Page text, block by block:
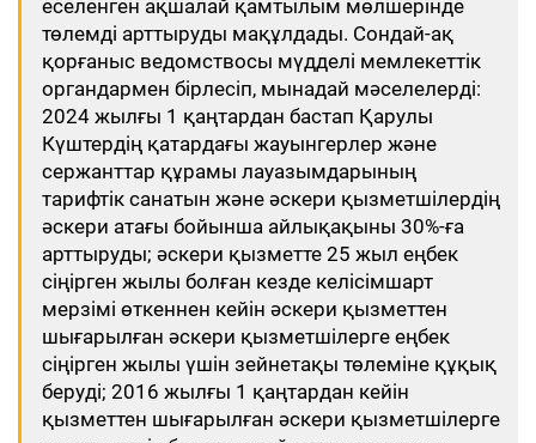
еселенген ақшалай қамтылым мөлшерінде
төлемді арттыруды мақұлдады. Сондай-ақ
қорғаныс ведомствосы мүдделі мемлекеттік
органдармен бірлесіп, мынадай мәселелерді:
2024 жылғы 1 қаңтардан бастап Қарулы
Күштердің қатардағы жауынгерлер және
сержанттар құрамы лауазымдарының
тарифтік санатын және әскери қызметшілердің
әскери атағы бойынша айлықақыны 30%-ға
арттыруды; әскери қызметте 25 жыл еңбек
сіңірген жылы болған кезде келісімшарт
мерзімі өткеннен кейін әскери қызметтен
шығарылған әскери қызметшілерге еңбек
сіңірген жылы үшін зейнетақы төлеміне құқық
беруді; 2016 жылғы 1 қаңтардан кейін
қызметтен шығарылған әскери қызметшілерге